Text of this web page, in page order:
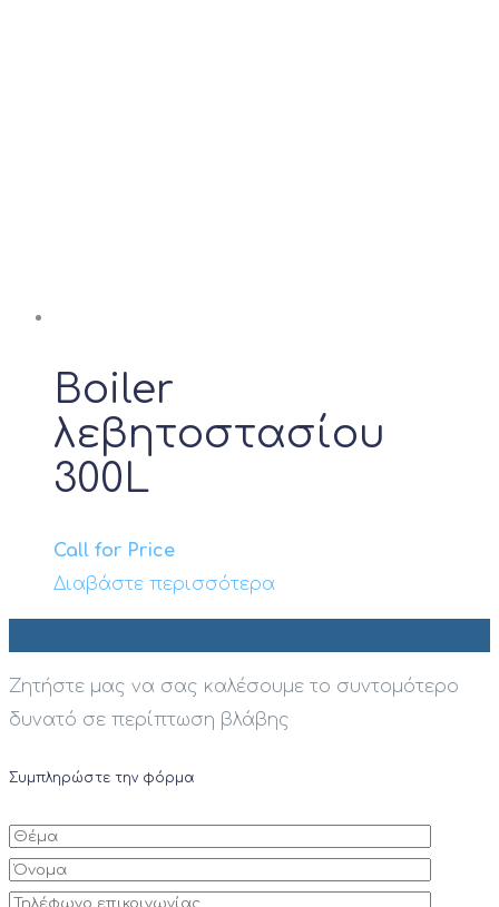
Boiler
λεβητοστασίου
300L
Call for Price
Διαβάστε περισσότερα
Ζητήστε μας να σας καλέσουμε το συντομότερο
δυνατό σε περίπτωση βλάβης
Συμπληρώστε την φόρμα